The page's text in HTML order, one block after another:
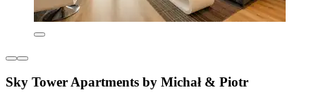
Sky Tower Apartments by Michał & Piotr